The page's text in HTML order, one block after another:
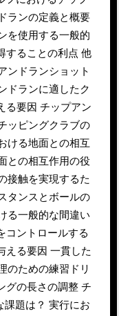
ランの定義と概要
を使用する一般的
することの利点 他
ンドランショット
ドランに適したク
る要因 チップアン
ッピングクラブの
ける地面との相互
との相互作用の役
接触を実現するた
タンスとボールの
る一般的な間違い
コントロールする
える要因 一貫した
のための練習ドリ
グの長さの調整 チ
課題は？ 実行にお